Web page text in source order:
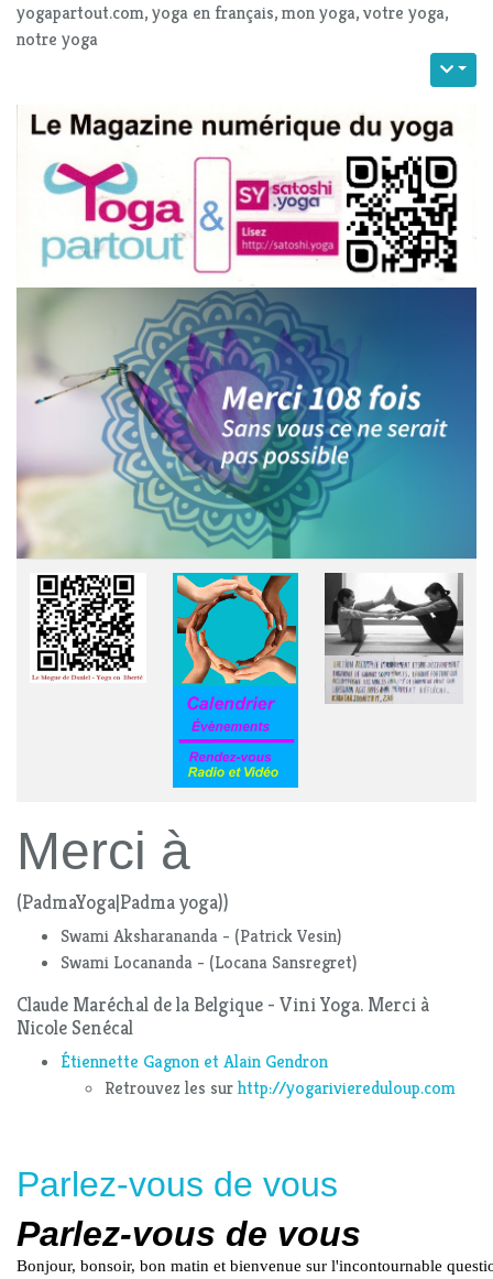
yogapartout.com, yoga en français, mon yoga, votre yoga,
notre yoga
Merci à
(PadmaYoga|Padma yoga))
Swami Aksharananda - (Patrick Vesin)
Swami Locananda - (Locana Sansregret)
Claude Maréchal de la Belgique - Vini Yoga. Merci à
Nicole Senécal
Étiennette Gagnon et Alain Gendron
Retrouvez les surhttp://yogariviereduloup.com
Parlez-vous de vous